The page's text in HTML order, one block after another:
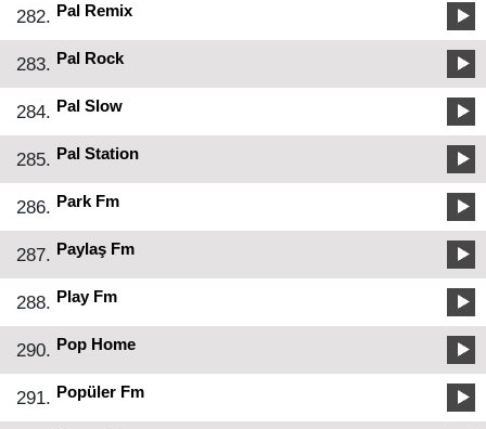
282. Pal Remix
283. Pal Rock
284. Pal Slow
285. Pal Station
286. Park Fm
287. Paylaş Fm
288. Play Fm
290. Pop Home
291. Popüler Fm